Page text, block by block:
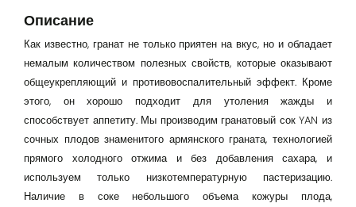
Вход
Описание
Как известно, гранат не только приятен на вкус, но и обладает
немалым количеством полезных свойств, которые оказывают
общеукрепляющий и противовоспалительный эффект. Кроме
этого, он хорошо подходит для утоления жажды и
способствует аппетиту. Мы производим гранатовый сок YAN из
сочных плодов знаменитого армянского граната, технологией
прямого холодного отжима и без добавления сахара, и
используем только низкотемпературную пастеризацию.
Наличие в соке небольшого объема кожуры плода,